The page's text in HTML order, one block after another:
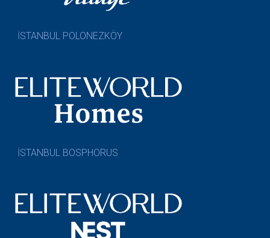
İSTANBUL POLONEZKÖY
İSTANBUL BOSPHORUS